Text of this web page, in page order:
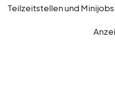
Teilzeitstellen und